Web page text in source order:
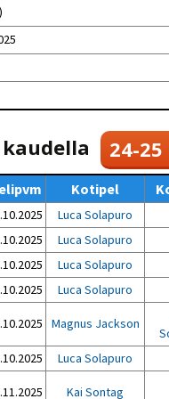
epäasiallisesta
Päivärating
24-25
Kotipel
Luca Solapuro
Luca Solapuro
Luca Solapuro
Luca Solapuro
Magnus Jackson
Luca Solapuro
Kai Sontag